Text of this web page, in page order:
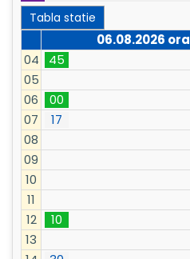
Tabla statie
06.08.2026 ora
04
45
05
06
00
07
17
08
09
10
11
12
10
13